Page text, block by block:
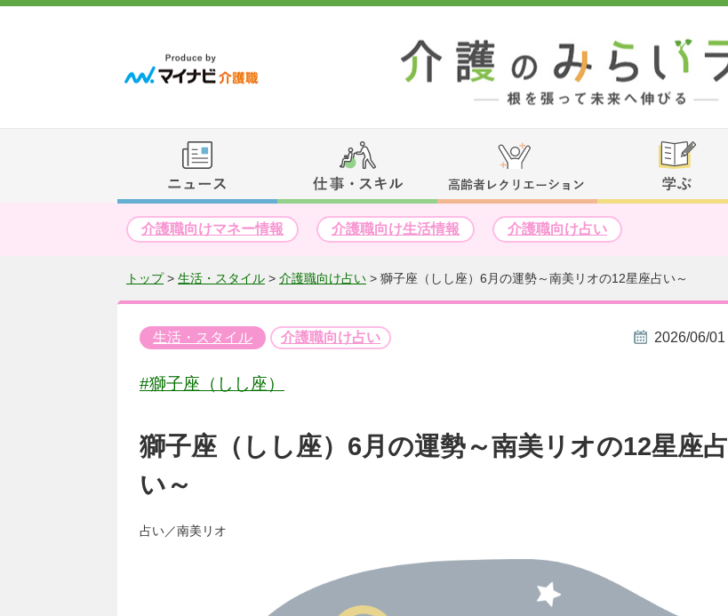
介護職向けマネー情報 介護職向け生活情報 介護職向け占い
トップ> 生活・スタイル > 介護職向け占い > 獅子座（しし座）6月の運勢～南美リオの12星座占い～
生活・スタイル 介護職向け占い 2026/06/01
#獅子座（しし座）
獅子座（しし座）6月の運勢～南美リオの12星座占
い～
占い／南美リオ